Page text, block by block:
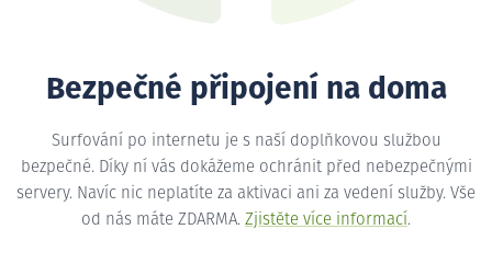
Bezpečné připojení na doma
Surfování po internetu je s naší doplňkovou službou
bezpečné. Díky ní vás dokážeme ochránit před nebezpečnými
servery. Navíc nic neplatíte za aktivaci ani za vedení služby. Vše
od nás máte ZDARMA. Zjistěte více informací.